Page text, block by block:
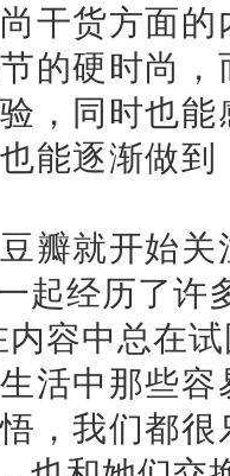
干货方面
的硬时尚
，同时也
能逐渐做
瓣就开始
起经历了许
内容中总在
活中那些
，我们都